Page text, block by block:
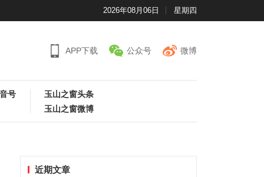
2026年08月06日 星期四
APP下载 公众号 微博
号
玉山之窗头条
玉山之窗微博
近期文章